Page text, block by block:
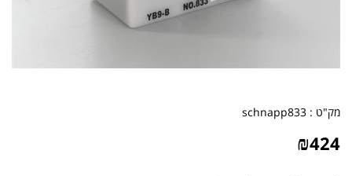
מק"ט : schnapp833
₪424